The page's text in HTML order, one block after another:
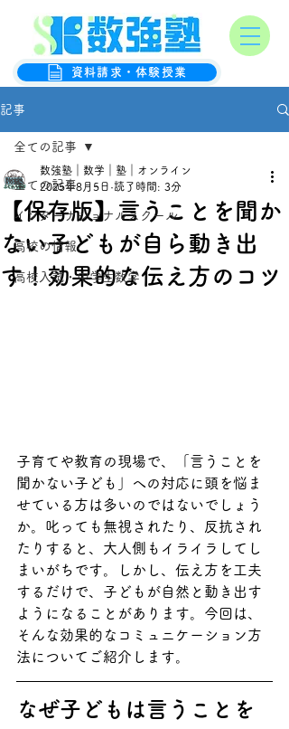
数強塾
オンライン数学克服塾
資料請求・体験授業
記事
全ての記事
インターナショナルスクール
高校の情報
高校入試・中学生数学
全ての記事
【保存版】言うことを聞か
ない子どもが自ら動き出
す！効果的な伝え方のコツ
数強塾｜数学｜塾｜オンライン
2025年8月5日 読了時間: 3分
子育てや教育の現場で、「言うことを
聞かない子ども」への対応に頭を悩ま
せている方は多いのではないでしょう
か。叱っても無視されたり、反抗され
たりすると、大人側もイライラしてし
まいがちです。しかし、伝え方を工夫
するだけで、子どもが自然と動き出す
ようになることがあります。今回は、
そんな効果的なコミュニケーション方
法についてご紹介します。
なぜ子どもは言うことを